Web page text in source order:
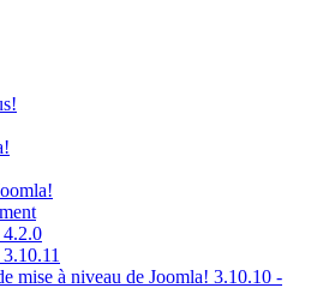
mise à niveau de Joomla! 3.10.10 -